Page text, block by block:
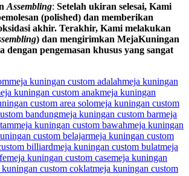
Assembling: Setelah ukiran selesai, Kami
(polished) dan memberikan
akhir. Terakhir, Kami melakukan
) dan mengirimkan MejaKuningan
dengan pengemasan khusus yang sangat
meja kuningan custom adalahmeja kuningan
kuningan custom anakmeja kuningan
custom area solomeja kuningan custom
bandungmeja kuningan custom barmeja
meja kuningan custom bawahmeja kuningan
custom belajarmeja kuningan custom
billiardmeja kuningan custom bulatmeja
meja kuningan custom casemeja kuningan
kuningan custom coklatmeja kuningan custom